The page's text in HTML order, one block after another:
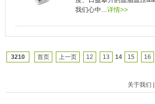
我们心中...详情>>
3210 首页 上一页 12 13 14 15 16
关于我们